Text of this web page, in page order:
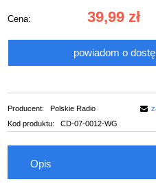
Cena: 39,99 zł
powiadom o
Producent:
Polskie Radio
Kod produktu:
CD-07-0012-WG
Opis